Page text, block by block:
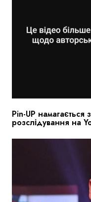
Pin-UP намагається
розслідування на